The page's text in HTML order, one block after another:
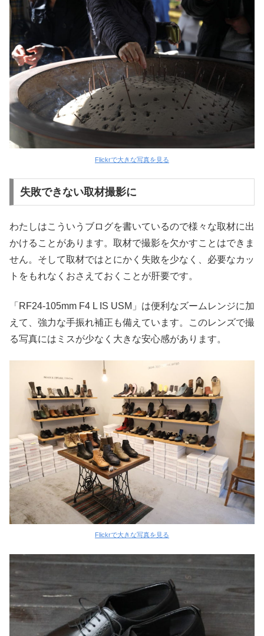
Flickrで大きな写真を見る
失敗できない取材撮影に
わたしはこういうブログを書いているので様々な取材に出
かけることがあります。取材で撮影を欠かすことはできま
せん。そして取材ではとにかく失敗を少なく、必要なカッ
トをもれなくおさえておくことが肝要です。
「RF24-105mm F4 L IS USM」は便利なズームレンジに加
えて、強力な手振れ補正も備えています。このレンズで撮
る写真にはミスが少なく大きな安心感があります。
Flickrで大きな写真を見る